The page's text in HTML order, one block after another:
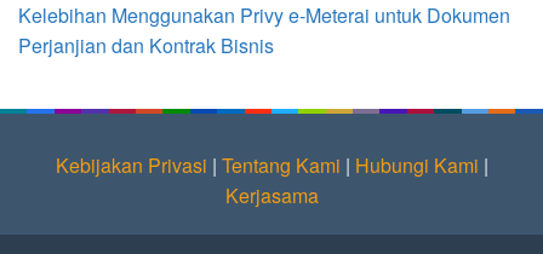
Kelebihan Menggunakan Privy e-Meterai untuk Dokumen
Perjanjian dan Kontrak Bisnis
Kebijakan Privasi | Tentang Kami | Hubungi Kami |
Kerjasama